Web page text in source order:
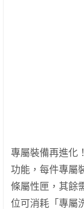
專屬裝備再進化
功能，每件專屬
條屬性匣，其餘
位可消耗「專屬